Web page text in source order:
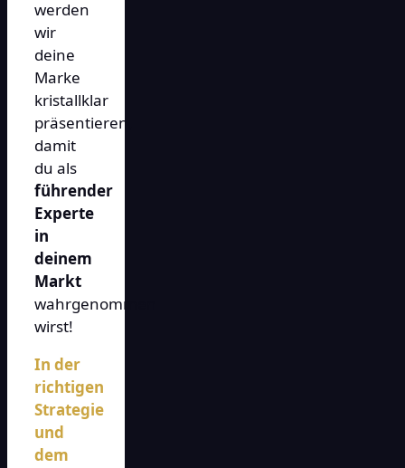
werden
wir
deine
Marke
kristallklar
präsentieren,
damit
du als
führender
Experte
in
deinem
Markt
wahrgenommen
wirst!
In der
richtigen
Strategie
und
dem